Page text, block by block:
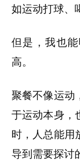
如运动打球、
但是，我也
高。
聚餐不像运动
于运动本身，
时，人总能用
导到需要探讨